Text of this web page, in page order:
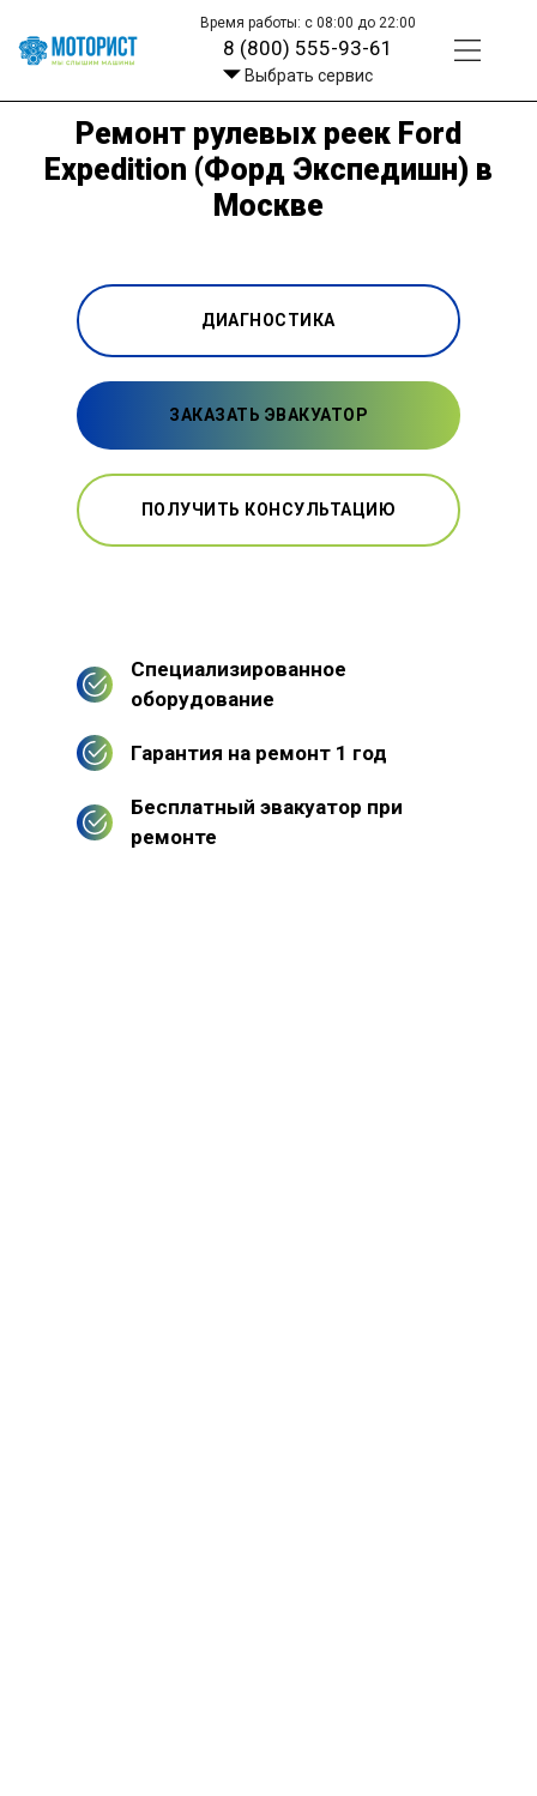
Время работы: с 08:00 до 22:00
8 (800) 555-93-61
Выбрать сервис
Ремонт рулевых реек Ford
Expedition (Форд Экспедишн) в
Москве
ДИАГНОСТИКА
ЗАКАЗАТЬ ЭВАКУАТОР
ПОЛУЧИТЬ КОНСУЛЬТАЦИЮ
Специализированное
оборудование
Гарантия на ремонт 1 год
Бесплатный эвакуатор при
ремонте